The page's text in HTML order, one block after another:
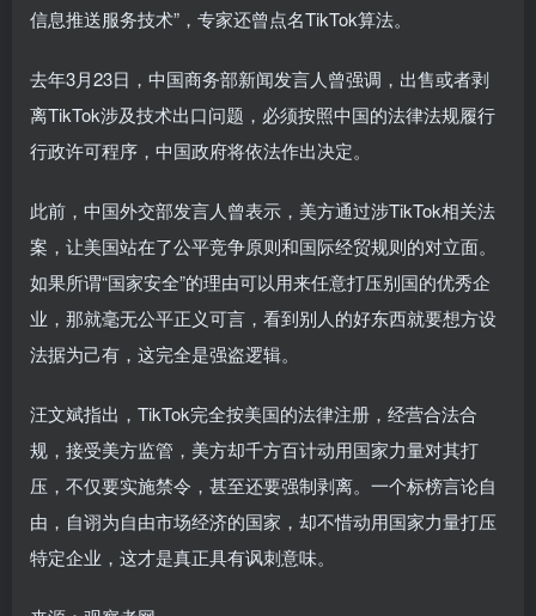
信息推送服务技术”，专家还曾点名TikTok算法。
去年3月23日，中国商务部新闻发言人曾强调，出售或者剥
离TikTok涉及技术出口问题，必须按照中国的法律法规履行
行政许可程序，中国政府将依法作出决定。
此前，中国外交部发言人曾表示，美方通过涉TikTok相关法
案，让美国站在了公平竞争原则和国际经贸规则的对立面。
如果所谓“国家安全”的理由可以用来任意打压别国的优秀企
业，那就毫无公平正义可言，看到别人的好东西就要想方设
法据为己有，这完全是强盗逻辑。
汪文斌指出，TikTok完全按美国的法律注册，经营合法合
规，接受美方监管，美方却千方百计动用国家力量对其打
压，不仅要实施禁令，甚至还要强制剥离。一个标榜言论自
由，自诩为自由市场经济的国家，却不惜动用国家力量打压
特定企业，这才是真正具有讽刺意味。